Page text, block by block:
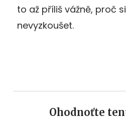
to až příliš vážně, proč
nevyzkoušet.
Ohodnoťte